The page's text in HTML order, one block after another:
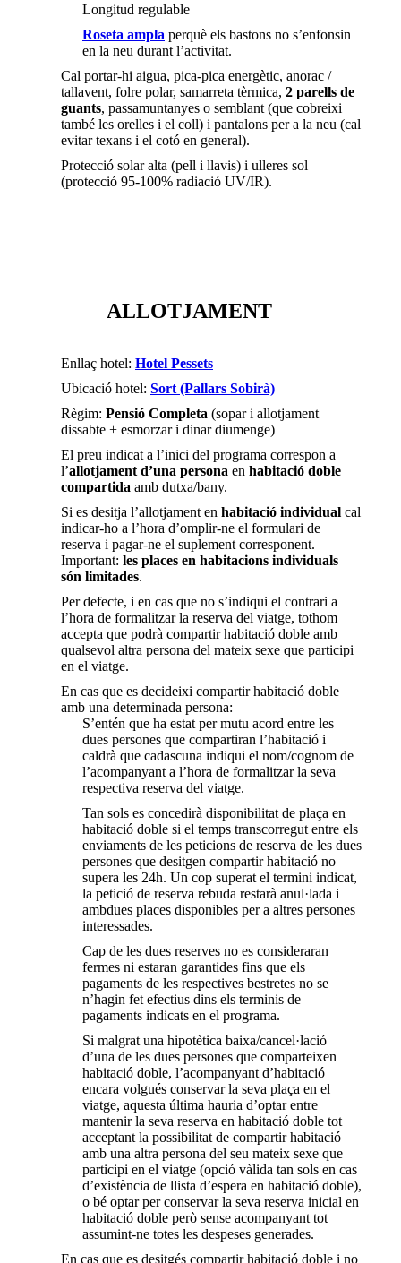
Longitud regulable
Roseta ampla perquè els bastons no s’enfonsin
en la neu durant l’activitat.
Cal portar-hi aigua, pica-pica energètic, anorac /
tallavent, folre polar, samarreta tèrmica, 2 parells de
guants, passamuntanyes o semblant (que cobreixi
també les orelles i el coll) i pantalons per a la neu (cal
evitar texans i el cotó en general).
Protecció solar alta (pell i llavis) i ulleres sol
(protecció 95-100% radiació UV/IR).
ALLOTJAMENT
Enllaç hotel: Hotel Pessets
Ubicació hotel: Sort (Pallars Sobirà)
Règim: Pensió Completa (sopar i allotjament
dissabte + esmorzar i dinar diumenge)
El preu indicat a l’inici del programa correspon a
l’allotjament d’una persona en habitació doble
compartida amb dutxa/bany.
Si es desitja l’allotjament en habitació individual cal
indicar-ho a l’hora d’omplir-ne el formulari de
reserva i pagar-ne el suplement corresponent.
Important: les places en habitacions individuals
són limitades.
Per defecte, i en cas que no s’indiqui el contrari a
l’hora de formalitzar la reserva del viatge, tothom
accepta que podrà compartir habitació doble amb
qualsevol altra persona del mateix sexe que participi
en el viatge.
En cas que es decideixi compartir habitació doble
amb una determinada persona:
S’entén que ha estat per mutu acord entre les
dues persones que compartiran l’habitació i
caldrà que cadascuna indiqui el nom/cognom de
l’acompanyant a l’hora de formalitzar la seva
respectiva reserva del viatge.
Tan sols es concedirà disponibilitat de plaça en
habitació doble si el temps transcorregut entre els
enviaments de les peticions de reserva de les dues
persones que desitgen compartir habitació no
supera les 24h. Un cop superat el termini indicat,
la petició de reserva rebuda restarà anul·lada i
ambdues places disponibles per a altres persones
interessades.
Cap de les dues reserves no es consideraran
fermes ni estaran garantides fins que els
pagaments de les respectives bestretes no se
n’hagin fet efectius dins els terminis de
pagaments indicats en el programa.
Si malgrat una hipotètica baixa/cancel·lació
d’una de les dues persones que comparteixen
habitació doble, l’acompanyant d’habitació
encara volgués conservar la seva plaça en el
viatge, aquesta última hauria d’optar entre
mantenir la seva reserva en habitació doble tot
acceptant la possibilitat de compartir habitació
amb una altra persona del seu mateix sexe que
participi en el viatge (opció vàlida tan sols en cas
d’existència de llista d’espera en habitació doble),
o bé optar per conservar la seva reserva inicial en
habitació doble però sense acompanyant tot
assumint-ne totes les despeses generades.
En cas que es desitgés compartir habitació doble i no